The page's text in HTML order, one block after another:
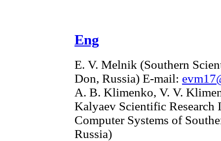
Eng
E. V. Melnik (Southern
Don, Russia) E-mail:
A. B. Klimenko, V. V.
Kalyaev Scientific
Computer Systems of
Russia)